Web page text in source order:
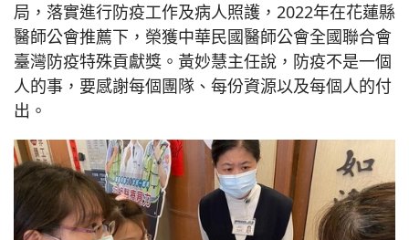
局，落實進行防疫工作及病人照護，2022年在花蓮縣
醫師公會推薦下，榮獲中華民國醫師公會全國聯合會
臺灣防疫特殊貢獻獎。黃妙慧主任說，防疫不是一個
人的事，要感謝每個團隊、每份資源以及每個人的付
出。